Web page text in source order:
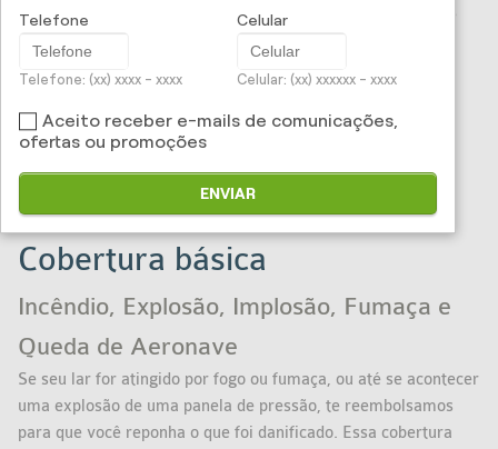
exclusiva para pagamento do condomínio. Além disso, você
pode contar com as facilidades dos nossos serviços
Coberturas que amparam seu apartamento e seus bens:
Cobertura básica
Incêndio, Explosão, Implosão, Fumaça e
Queda de Aeronave
Se seu lar for atingido por fogo ou fumaça, ou até se acontecer
uma explosão de uma panela de pressão, te reembolsamos
para que você reponha o que foi danificado. Essa cobertura
Telefone
Telefone: (xx) xxxx - xxxx
Celular
Celular: (xx) xxxxxx - xxxx
Aceito receber e-mails de comunicações,
ofertas ou promoções
ENVIAR